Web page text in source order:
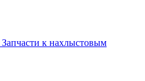
Запчасти к нахлыстовым